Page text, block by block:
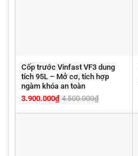
Cốp trước Vinfast VF3 dung
tích 95L – Mở cơ, tích hợp
ngàm khóa an toàn
3.900.000₫ 4.500.000₫